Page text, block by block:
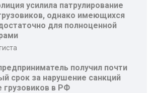
усилила патрулирование
однако имеющихся
для полноценной
получил почти
срок за нарушение санкций
грузовиков в РФ